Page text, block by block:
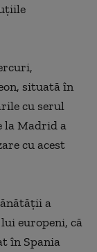
situată în
cu serul
la Madrid a
cu acest
a
europeni, că
în Spania